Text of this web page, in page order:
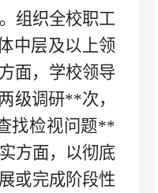
组织全校职工
中层及以上领
面，学校领导
级调研**次，
找检视问题**
方面，以彻底
或完成阶段性